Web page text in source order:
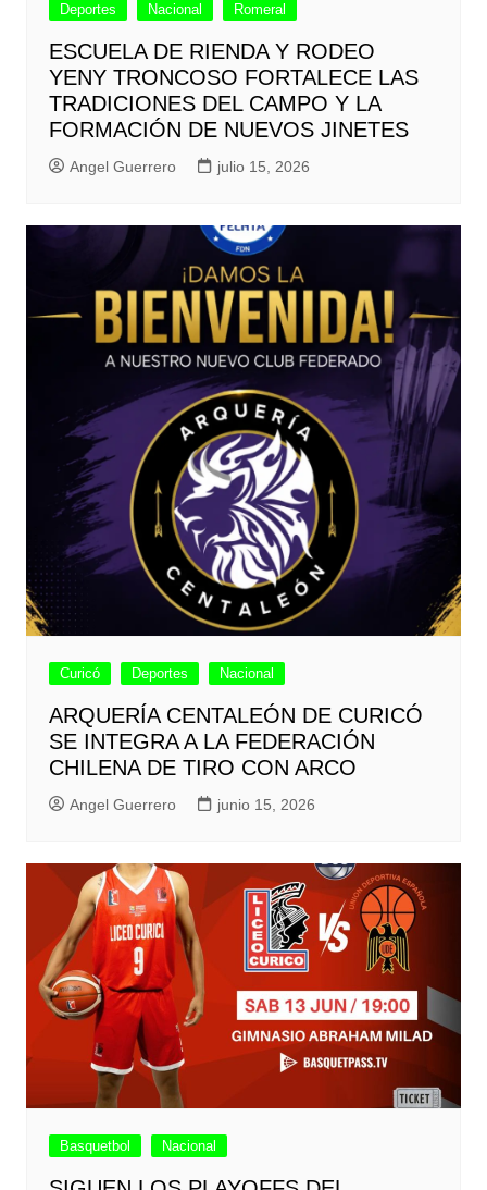
Deportes Nacional Romeral
ESCUELA DE RIENDA Y RODEO
YENY TRONCOSO FORTALECE LAS
TRADICIONES DEL CAMPO Y LA
FORMACIÓN DE NUEVOS JINETES
Angel Guerrero julio 15, 2026
Curicó Deportes Nacional
ARQUERÍA CENTALEÓN DE CURICÓ
SE INTEGRA A LA FEDERACIÓN
CHILENA DE TIRO CON ARCO
Angel Guerrero junio 15, 2026
Basquetbol Nacional